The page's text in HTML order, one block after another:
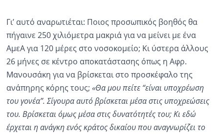
Γι’ αυτό αναρωτιέται: Ποιος προσωπικός βοηθός θα
πήγαινε 250 χιλιόμετρα μακριά για να μείνει με ένα
ΑμεΑ για 120 μέρες στο νοσοκομείο; Κι ύστερα άλλους
26 μήνες σε κέντρο αποκατάστασης όπως η Αφρ.
Μανουσάκη για να βρίσκεται στο προσκέφαλο της
ανάπηρης κόρης τους; «Θα μου πείτε “είναι υποχρέωση
του γονέα”. Σίγουρα αυτό βρίσκεται μέσα στις υποχρεώσεις
του. Βρίσκεται όμως μέσα στις δυνατότητές του; Κι εδώ
έρχεται η ανάγκη ενός κράτος δικαίου που αναγνωρίζει το